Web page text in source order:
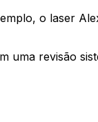
o laser
uma revisão